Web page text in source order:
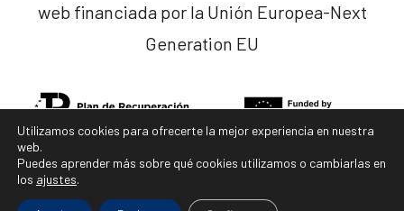
web financiada por la Unión Europea-Next
Generation EU
diseño web xladocena.com
Utilizamos cookies para ofrecerte la mejor experiencia en nuestra
web.
Puedes aprender más sobre qué cookies utilizamos o cambiarlas en
los ajustes.